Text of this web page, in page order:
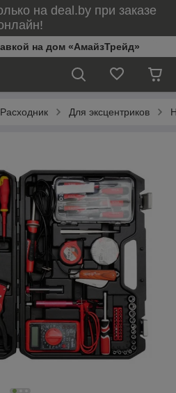
на deal.by при заказе
на дом «АмайзТрейд»
Расходник Для эксцентриков